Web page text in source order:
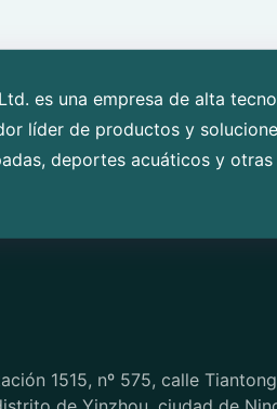
es una empresa de alta
líder de productos y
deportes acuáticos y otras
1515, nº 575, calle